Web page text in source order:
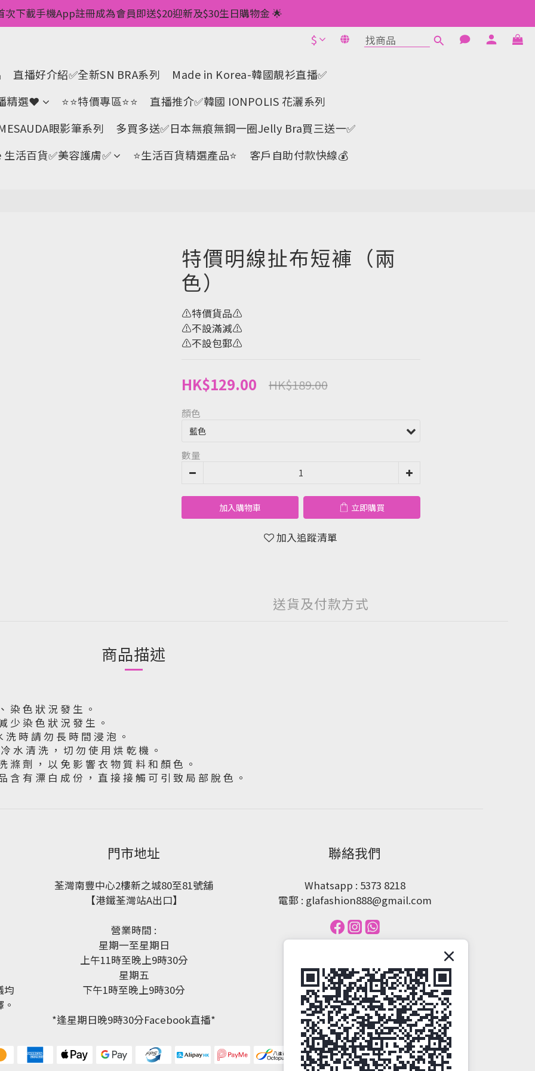
💥 ✅一件起包順豐 ✅第二件起減$20 ✅第三件減$40    如此類推⬆不設上限
次下載手機App註冊成為會員即送$20迎新及$30生日購物金 🌟
費儲積分當購物金用🌟消費1元有1分 🌟累積滿100分可當1元使用🌟
💥 ✅一件起包順豐 ✅第二件起減$20 ✅第三件減$40    如此類推⬆不設上限
$
直播好介紹✅全新SN BRA系列
Made in Korea-韓國靚衫直播✅
精選❤
⭐⭐特價專區⭐⭐
直播推介✅韓國 IONPOLIS 花灑系列
眼影筆系列
多買多送✅️日本無痕無鋼一圈Jelly Bra買三送一✅️
活百貨✅美容護膚✅
⭐生活百貨精選產品⭐ 客戶自助付款快線💰
特價明線扯布短褲（兩
色）
⚠️特價貨品⚠️
⚠️不設滿減⚠️
⚠️不設包郵⚠️
HK$129.00 HK$189.00
顏色
數量
加入購物車 立即購買
加入追蹤清單
送貨及付款方式
商品描述
染 色 狀 況 發 生 。
少 染 色 狀 況 發 生 。
時 請 勿 長 時 間 浸 泡 。
水 清 洗 ， 切 勿 使 用 烘 乾 機 。
劑 ， 以 免 影 響 衣 物 質 料 和 顏 色 。
有 漂 白 成 份 ， 直 接 接 觸 可 引 致 局 部 脫 色 。
立即購買
均
門市地址
荃灣南豐中心2樓新之城80至81號舖
【港鐵荃灣站A出口】
營業時間 :
星期一至星期日
上午11時至晚上9時30分
星期五
下午1時至晚上9時30分
*逢星期日晚9時30分Facebook直播*
聯絡我們
Whatsapp : 5373 8218
電郵 : glafashion888@gmail.com